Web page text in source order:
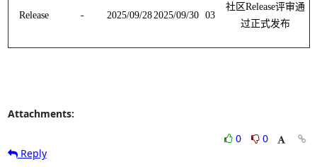
Release - 2025/09/28 2025/09/30 03
社区Release评审通
过正式发布
Attachments:
0
0
Reply